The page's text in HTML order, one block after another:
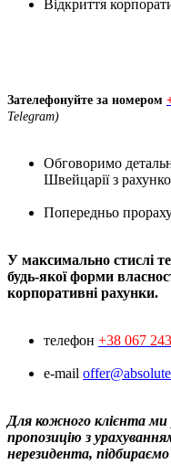
Відкриття
Зателефонуйте за номером
Telegram)
Обговоримо
Швейцарії з
Попередньо
У максимально стислі
будь-якої форми
корпоративні рахунки.
телефон +38 067
e-mail
Для кожного клієнта ми
пропозицію з
нерезидента,